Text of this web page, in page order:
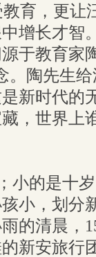
育，更让
增长才智
于教育家
。陶先生
新时代的
，世界上
小的是十
小，划分
的清晨，
新安旅行